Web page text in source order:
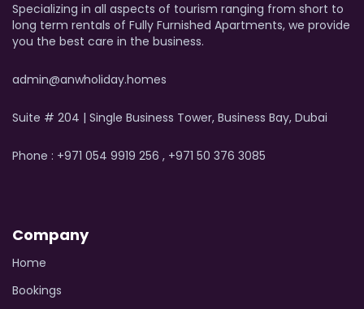
Specializing in all aspects of tourism ranging from short to
long term rentals of Fully Furnished Apartments, we provide
you the best care in the business.
admin@anwholiday.homes
Suite # 204 | Single Business Tower, Business Bay, Dubai
Phone : +971 054 9919 256 , +971 50 376 3085
Company
Home
Bookings